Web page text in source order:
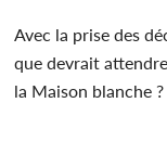
Avec la prise des
que devrait attendre
la Maison blanche ?